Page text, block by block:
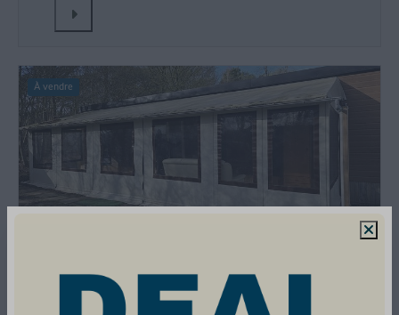
À vendre